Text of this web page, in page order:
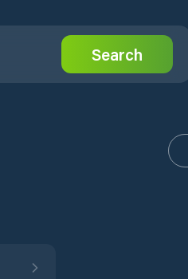
Search